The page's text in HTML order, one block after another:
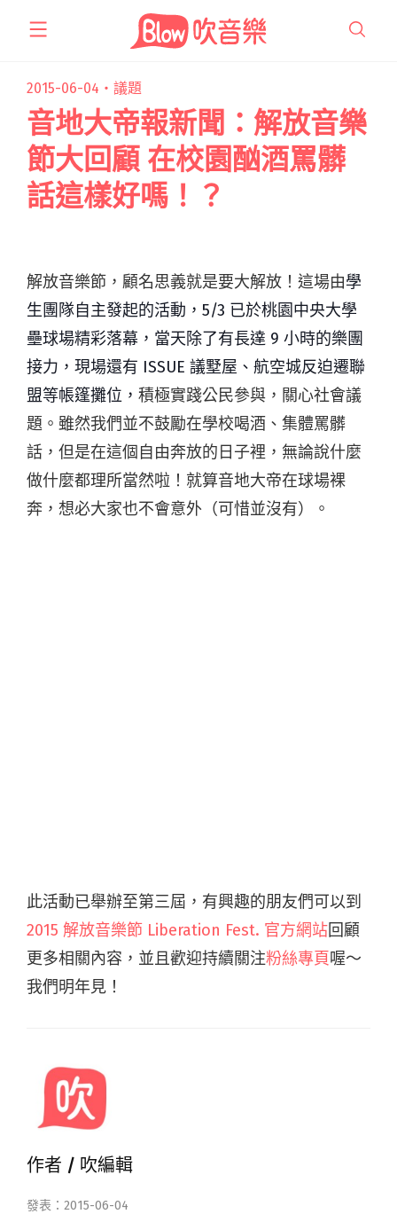
2015-06-04・ 議題
音地大帝報新聞：解放音樂
節大回顧 在校園酗酒罵髒
話這樣好嗎！？
解放音樂節，顧名思義就是要大解放！這場由學
生團隊自主發起的活動，5/3 已於桃園中央大學
壘球場精彩落幕，當天除了有長達 9 小時的樂團
接力，現場還有 ISSUE 議墅屋、航空城反迫遷聯
盟等帳篷攤位， 積極實踐公民參與，關心社會議
題。雖然我們並不鼓勵在學校喝酒、集體罵髒
話，但是在這個自由奔放的日子裡，無論說什麼
做什麼都理所當然啦！就算音地大帝在球場裸
奔，想必大家也不會意外（可惜並沒有）。
此活動已舉辦至第三屆，有興趣的朋友們可以到
2015 解放音樂節 Liberation Fest. 官方網站回顧
更多相關內容，並且歡迎持續關注粉絲專頁喔～
我們明年見！
作者 / 吹編輯
發表：2015-06-04